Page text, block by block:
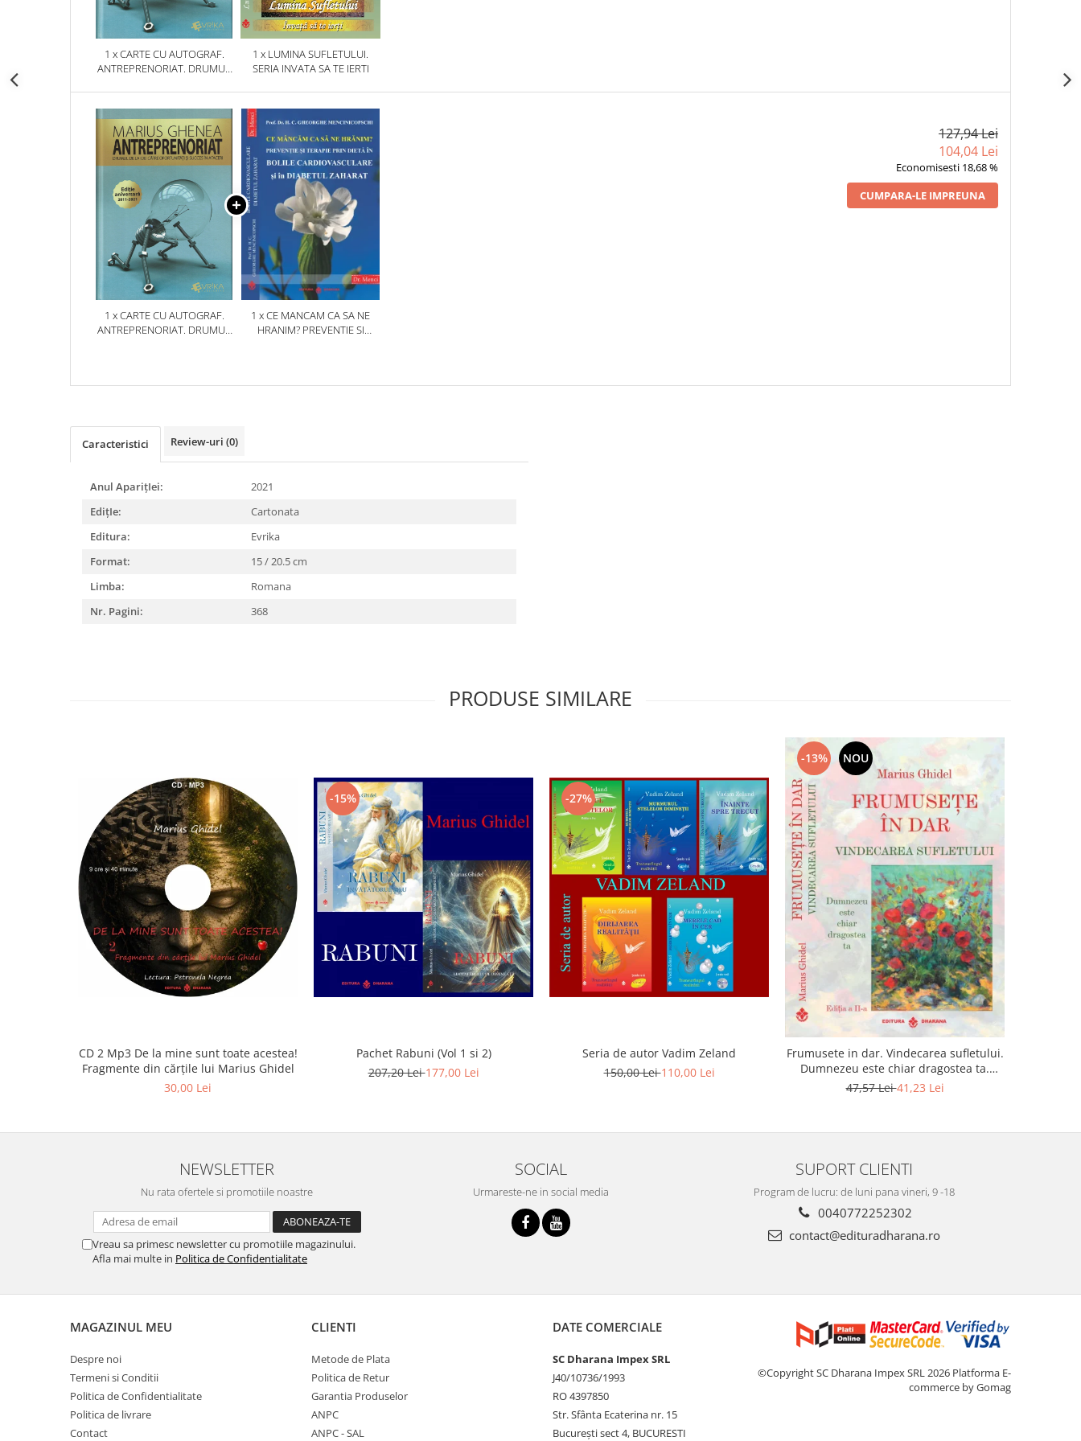
1 x CARTE CU AUTOGRAF.
ANTREPRENORIAT. DRUMUL
OPORTUNITATI SI SUCCES IN
AFACERI
1 x LUMINA SUFLETULUI.
SERIA INVATA SA TE IERTI
1 x CARTE CU AUTOGRAF.
ANTREPRENORIAT. DRUMUL
1 x CE MANCAM CA SA NE
HRANIM? PREVENTIE SI
127,94 Lei
104,04 Lei
Economisesti 18,68 %
CUMPARA-LE IMPREUNA
Caracteristici Review-uri (0)
Anul AparițIei:
2021
EdițIe:
Cartonata
Editura:
Evrika
Format:
15 / 20.5 cm
Limba:
Romana
Nr. Pagini:
368
PRODUSE SIMILARE
CD 2 Mp3 De la mine sunt toate acestea!
Fragmente din cărțile lui Marius Ghidel
30,00 Lei
-15%
Pachet Rabuni (Vol 1 si 2)
207,20 Lei177,00 Lei
-27%
Seria de autor Vadim Zeland
150,00 Lei110,00 Lei
-13% NOU
Frumusete in dar. Vindecarea sufletului.
Dumnezeu este chiar dragostea ta.
Editia a 2-a
47,57 Lei41,23 Lei
NEWSLETTER
Nu rata ofertele si promotiile noastre
Vreau sa primesc newsletter cu promotiile magazinului.
Afla mai multe in Politica de Confidentialitate
SOCIAL
Urmareste-ne in social media
SUPORT CLIENTI
Program de lucru: de luni pana vineri, 9 -18
0040772252302
contact@edituradharana.ro
MAGAZINUL MEU
Despre noi
Termeni si Conditii
Politica de Confidentialitate
Politica de livrare
Contact
CLIENTI
Metode de Plata
Politica de Retur
Garantia Produselor
ANPC
ANPC - SAL
DATE COMERCIALE
SC Dharana Impex SRL
J40/10736/1993
RO 4397850
Str. Sfânta Ecaterina nr. 15
București sect 4, BUCURESTI
©Copyright SC Dharana Impex SRL 2026 Platforma E-
commerce by Gomag